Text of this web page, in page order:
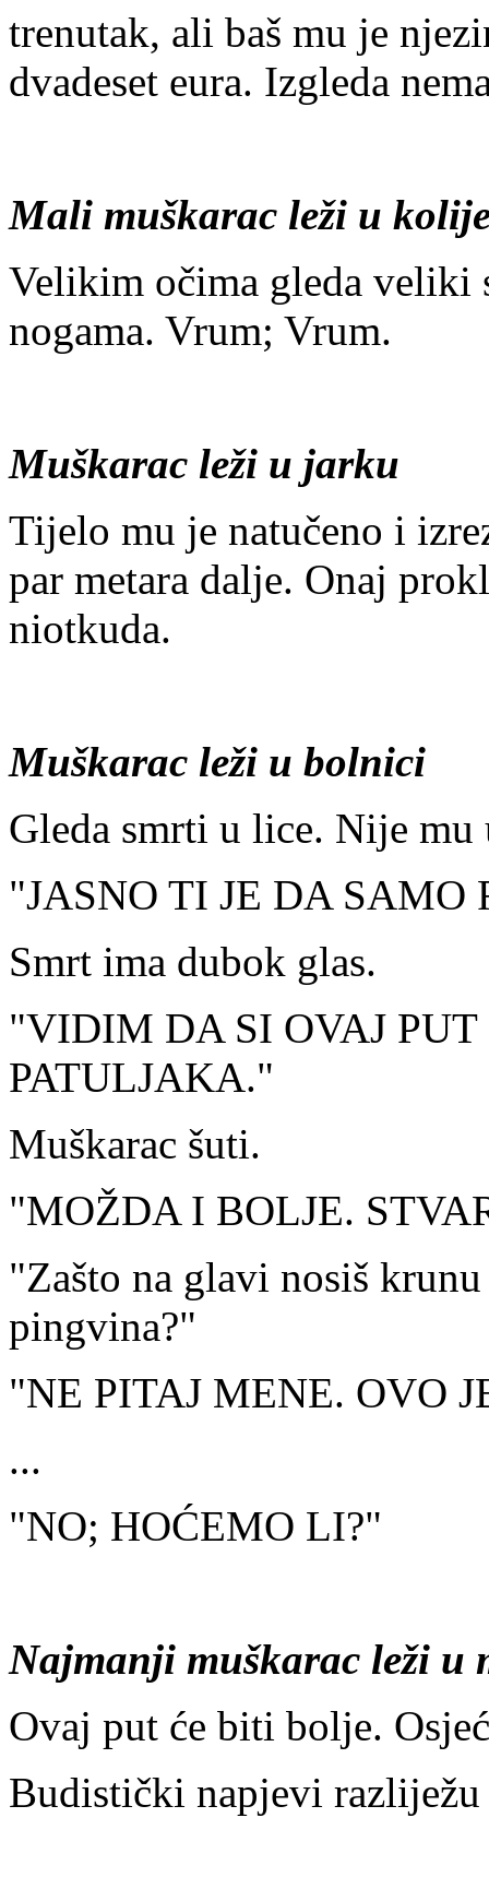
trenutak, ali baš mu je
dvadeset eura. Izgleda
Mali muškarac leži u
Velikim očima gleda veliki
nogama. Vrum; Vrum.
Muškarac leži u jarku
Tijelo mu je natučeno i
par metara dalje. Onaj
niotkuda.
Muškarac leži u bolnici
Gleda smrti u lice. Nije mu
"JASNO TI JE DA SAMO
Smrt ima dubok glas.
"VIDIM DA SI OVAJ
PATULJAKA."
Muškarac šuti.
"MOŽDA I BOLJE.
"Zašto na glavi nosiš
pingvina?"
"NE PITAJ MENE. OVO
...
"NO; HOĆEMO LI?"
Najmanji muškarac leži u
Ovaj put će biti bolje.
Budistički napjevi